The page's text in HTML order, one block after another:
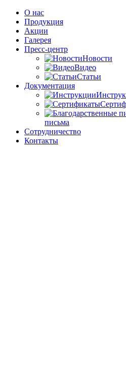
О нас
Продукция
Акции
Галерея
Пресс-центр
Новости
Видео
Статьи
Документация
письма
Сотрудничество
Контакты